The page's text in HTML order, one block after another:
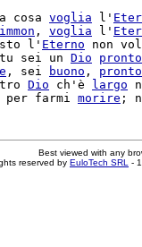
cosa voglia l'
, voglia l'
l' Eterno non
sei un Dio
pronto
, sei buono , pronto
Dio ch'è largo
per farmi morire ;
Best viewed with any
reserved by EuloTech SRL -